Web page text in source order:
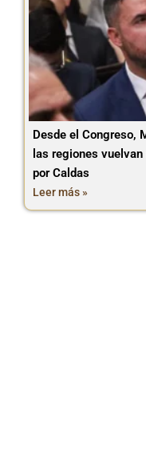
Desde el Congreso,
las regiones
por Caldas
Leer más »